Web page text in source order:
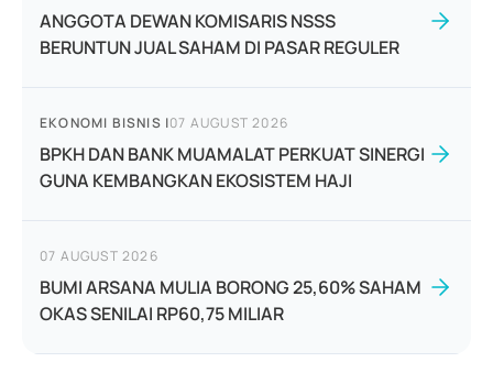
ANGGOTA DEWAN KOMISARIS NSSS
BERUNTUN JUAL SAHAM DI PASAR REGULER
EKONOMI BISNIS |07 AUGUST 2026
BPKH DAN BANK MUAMALAT PERKUAT SINERGI
GUNA KEMBANGKAN EKOSISTEM HAJI
07 AUGUST 2026
BUMI ARSANA MULIA BORONG 25,60% SAHAM
OKAS SENILAI RP60,75 MILIAR